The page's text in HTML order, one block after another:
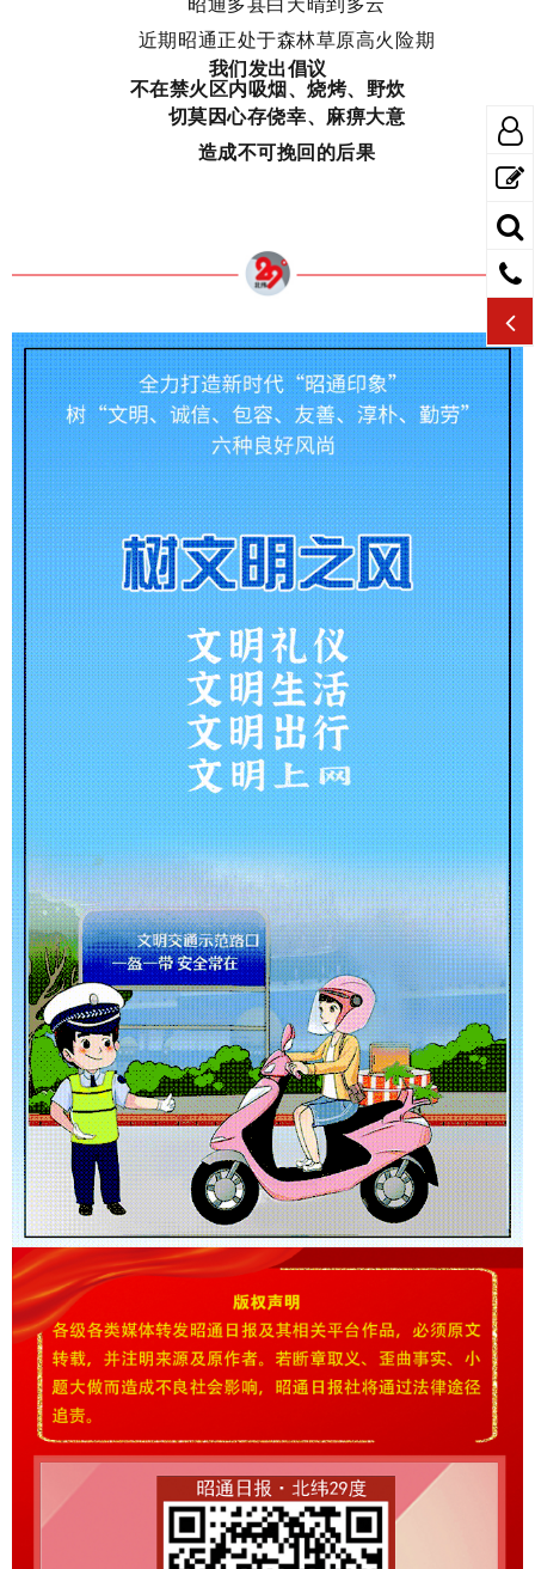
近期昭通正处于森林草原高火险期
我们发出倡议
不在禁火区内吸烟、烧烤、野炊
切莫因心存侥幸、麻痹大意
造成不可挽回的后果